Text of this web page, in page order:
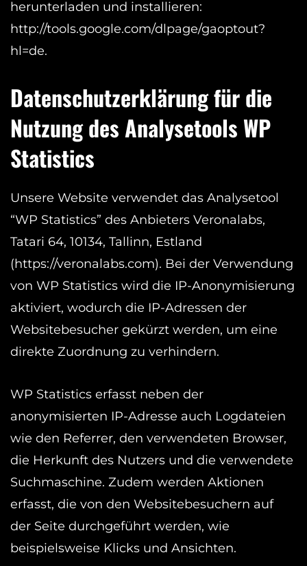
herunterladen und installieren:
http://tools.google.com/dlpage/gaoptout?
hl=de.
Datenschutzerklärung für die
Nutzung des Analysetools WP
Statistics
Unsere Website verwendet das Analysetool
“WP Statistics” des Anbieters Veronalabs,
Tatari 64, 10134, Tallinn, Estland
(https://veronalabs.com). Bei der Verwendung
von WP Statistics wird die IP-Anonymisierung
aktiviert, wodurch die IP-Adressen der
Websitebesucher gekürzt werden, um eine
direkte Zuordnung zu verhindern.
WP Statistics erfasst neben der
anonymisierten IP-Adresse auch Logdateien
wie den Referrer, den verwendeten Browser,
die Herkunft des Nutzers und die verwendete
Suchmaschine. Zudem werden Aktionen
erfasst, die von den Websitebesuchern auf
der Seite durchgeführt werden, wie
beispielsweise Klicks und Ansichten.